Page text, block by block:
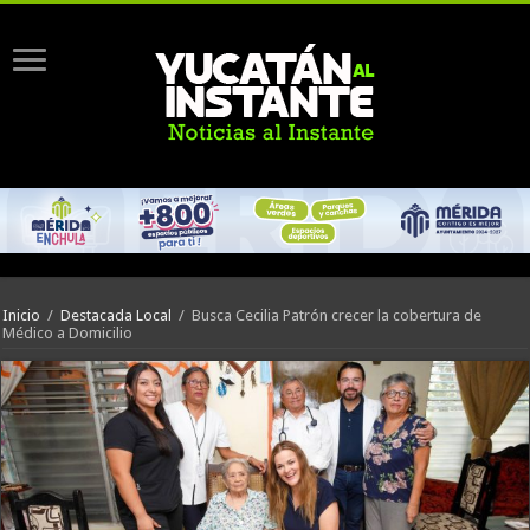
Inicio / Destacada Local / Busca Cecilia Patrón crecer la cobertura de
Médico a Domicilio